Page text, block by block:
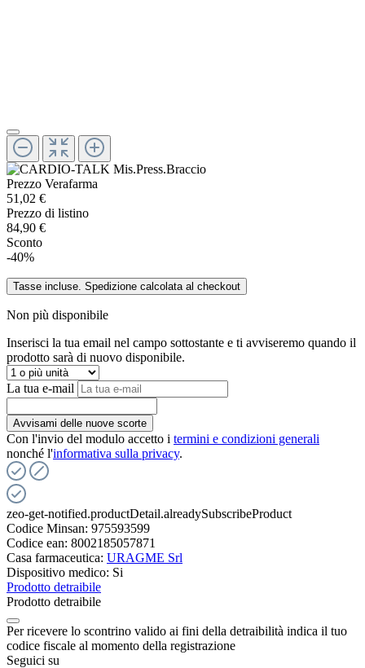
Prezzo Verafarma
51,02 €
Prezzo di listino
84,90 €
Sconto
-40%
Tasse incluse. Spedizione calcolata al checkout
Non più disponibile
Inserisci la tua email nel campo sottostante e ti avviseremo quando il
prodotto sarà di nuovo disponibile.
La tua e-mail
Avvisami delle nuove scorte
Con l'invio del modulo accetto i termini e condizioni generali
nonché l'informativa sulla privacy.
zeo-get-notified.productDetail.alreadySubscribeProduct
Codice Minsan: 975593599
Codice ean: 8002185057871
Casa farmaceutica: URAGME Srl
Dispositivo medico: Si
Prodotto detraibile
Prodotto detraibile
Per ricevere lo scontrino valido ai fini della detraibilità indica il tuo
codice fiscale al momento della registrazione
Seguici su